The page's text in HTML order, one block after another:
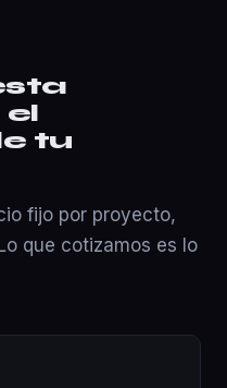
tu
fijo por proyecto,
que cotizamos es lo